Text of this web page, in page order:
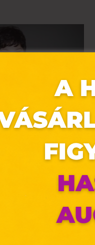
ÉS
MIÉRT
Ez